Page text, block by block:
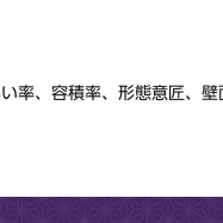
率、容積率、形態意匠、